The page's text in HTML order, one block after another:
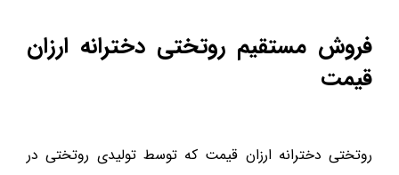
فروش مستقیم روتختی دخترانه ارزان
قیمت
روتختی دخترانه ارزان قیمت که توسط تولیدی روتختی در